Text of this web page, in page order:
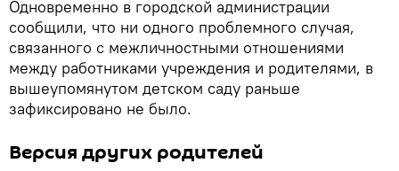
Одновременно в городской администрации
сообщили, что ни одного проблемного случая,
связанного с межличностными отношениями
между работниками учреждения и родителями, в
вышеупомянутом детском саду раньше
зафиксировано не было.
Версия других родителей